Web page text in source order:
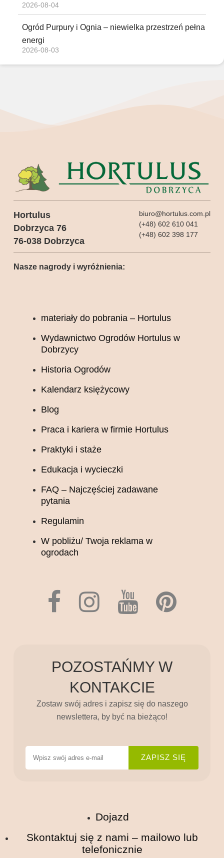
2026-08-04
Ogród Purpury i Ognia – niewielka przestrzeń pełna
energi
2026-08-03
Hortulus
Dobrzyca 76
76-038 Dobrzyca
biuro@hortulus.com.pl
(+48) 602 610 041
(+48) 602 398 177
Nasze nagrody i wyróżnienia:
materiały do pobrania – Hortulus
Wydawnictwo Ogrodów Hortulus w
Dobrzycy
Historia Ogrodów
Kalendarz księżycowy
Blog
Praca i kariera w firmie Hortulus
Praktyki i staże
Edukacja i wycieczki
FAQ – Najczęściej zadawane
pytania
Regulamin
W pobliżu/ Twoja reklama w
ogrodach
POZOSTAŃMY W
KONTAKCIE
Zostaw swój adres i zapisz się do naszego
newslettera, by być na bieżąco!
Dojazd
Skontaktuj się z nami – mailowo lub
telefonicznie